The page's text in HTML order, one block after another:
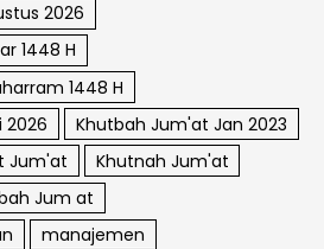
2026
1448 H
1448 H
2026
Khutbah Jum'at Jan 2023
Jum'at
Khutnah Jum'at
Jum at
manajemen